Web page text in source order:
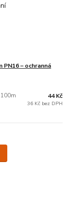
– ochranná
44 Kč
36 Kč bez DPH